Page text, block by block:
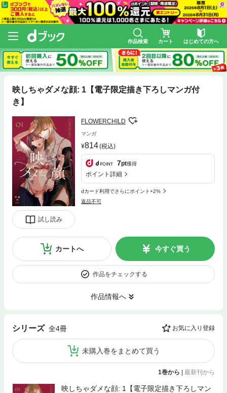
作品検索 カート はじめての方へ
映しちゃダメな顔: 1【電子限定描き下ろしマンガ付
き】
試し読み
FLOWERCHILD
マンガ
814(税込)
7pt獲得
ポイント詳細
dカード利用でさらにポイント+2%
返品不可
カートへ 今すぐ買う
作品をチェックする
作品情報へ
シリーズ 全4冊 お気に入り登録
未購入巻をまとめて買う
1巻から | 最新刊から
映しちゃダメな顔: 1【電子限定描き下ろしマン